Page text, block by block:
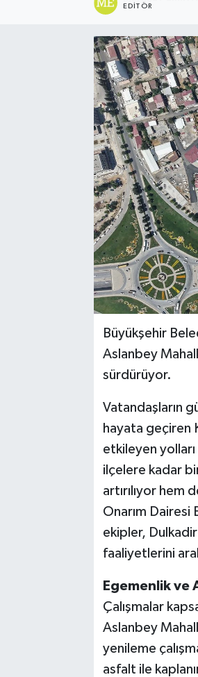
EDITÖR
Büyükşehir
Aslanbey
sürdürüyor.
Vatandaşların
hayata geçiren
etkileyen
ilçelere kadar
artırılıyor hem
Onarım Dairesi
ekipler,
faaliyetlerini
Egemenlik ve
Çalışmalar
Aslanbey
yenileme
asfalt ile